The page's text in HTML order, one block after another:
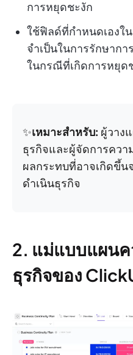
การหยุดชะงัก
ใช้ฟิลด์ที่กำหนดเองใ
จำเป็นในการรักษาก
ในกรณีที่เกิดการหยุด
✨เหมาะสำหรับ: ผู้วาง
ธุรกิจและผู้จัดการควา
ผลกระทบที่อาจเกิดขึ้น
ดำเนินธุรกิจ
2. แม่แบบแผนค
ธุรกิจของ